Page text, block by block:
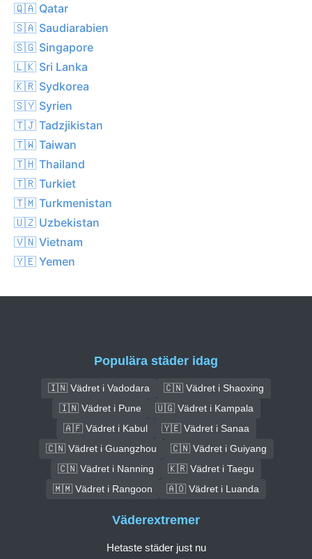
🇶🇦 Qatar
🇸🇦 Saudiarabien
🇸🇬 Singapore
🇱🇰 Sri Lanka
🇰🇷 Sydkorea
🇸🇾 Syrien
🇹🇯 Tadzjikistan
🇹🇼 Taiwan
🇹🇭 Thailand
🇹🇷 Turkiet
🇹🇲 Turkmenistan
🇺🇿 Uzbekistan
🇻🇳 Vietnam
🇾🇪 Yemen
Populära städer idag
🇮🇳 Vädret i Vadodara
🇨🇳 Vädret i Shaoxing
🇮🇳 Vädret i Pune
🇺🇬 Vädret i Kampala
🇦🇫 Vädret i Kabul
🇾🇪 Vädret i Sanaa
🇨🇳 Vädret i Guangzhou
🇨🇳 Vädret i Guiyang
🇨🇳 Vädret i Nanning
🇰🇷 Vädret i Taegu
🇲🇲 Vädret i Rangoon
🇦🇴 Vädret i Luanda
Väderextremer
Hetaste städer just nu